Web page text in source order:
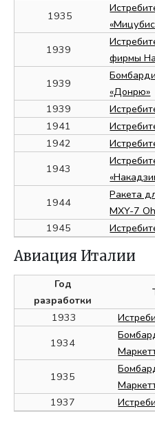
1935
1939
фирмы
1939
«Донрю»
1939
1941
1942
1943
1944
Ракета
MXY-7
1945
Авиация Италии
Год
разработки
1933
1934
1935
1937